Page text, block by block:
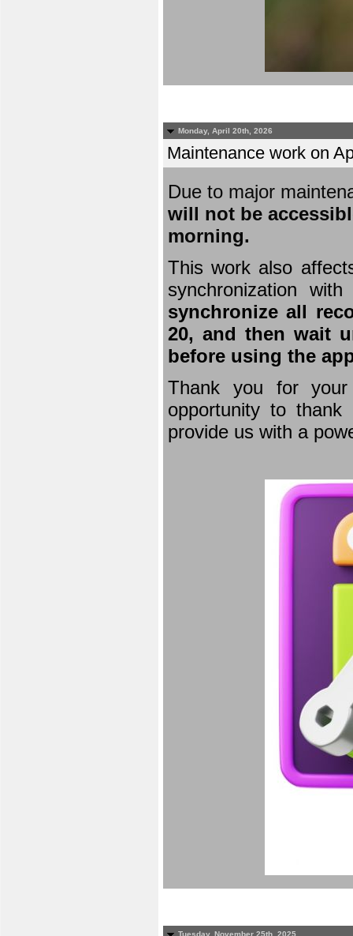
Monday, April 20th, 2026
Maintenance work on
Due to major
will not be
morning.
This work also
synchronization
synchronize all
20, and then wait
before using the
Thank you for
opportunity to
provide us with a
Tuesday, November 25th, 2025